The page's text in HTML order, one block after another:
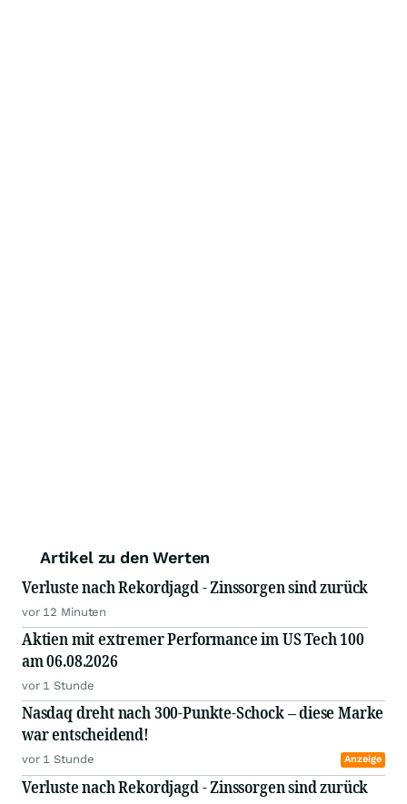
Artikel zu den Werten
Verluste nach Rekordjagd - Zinssorgen sind zurück
vor 12 Minuten
Aktien mit extremer Performance im US Tech 100
am 06.08.2026
vor 1 Stunde
Nasdaq dreht nach 300-Punkte-Schock – diese Marke
war entscheidend!
vor 1 Stunde Anzeige
Verluste nach Rekordjagd - Zinssorgen sind zurück